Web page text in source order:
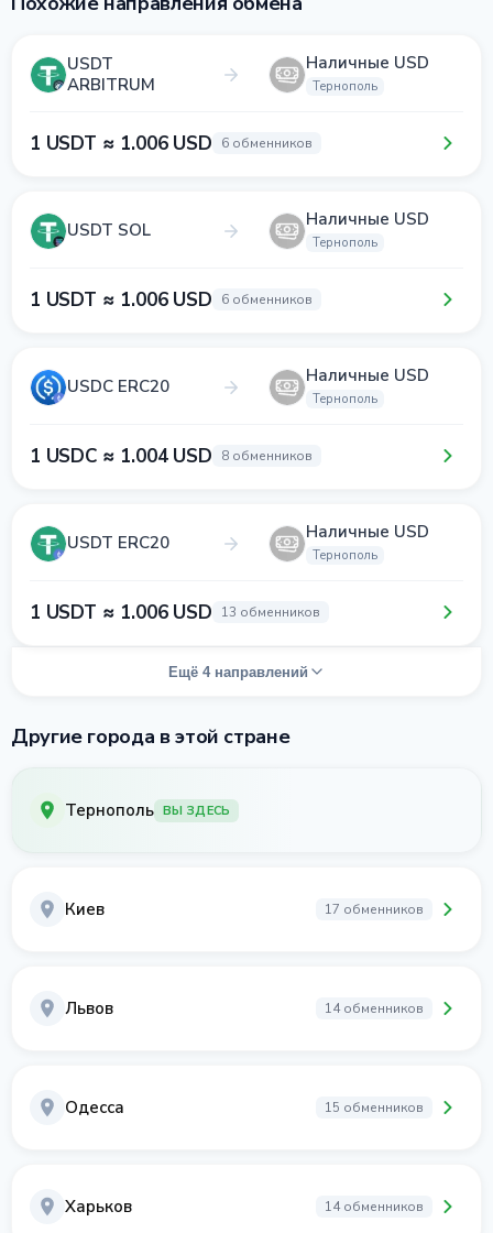
USDT
ARBITRUM
Наличные USD
Тернополь
1 USDT ≈ 1.006 USD 6 обменников
USDT SOL Наличные USD
Тернополь
1 USDT ≈ 1.006 USD 6 обменников
USDC ERC20 Наличные USD
Тернополь
1 USDC ≈ 1.004 USD 8 обменников
USDT ERC20 Наличные USD
Тернополь
1 USDT ≈ 1.006 USD 13 обменников
Ещё 4 направлений
Другие города в этой стране
Тернополь ВЫ ЗДЕСЬ
Киев 17 обменников
Львов 14 обменников
Одесса 15 обменников
Харьков 14 обменников